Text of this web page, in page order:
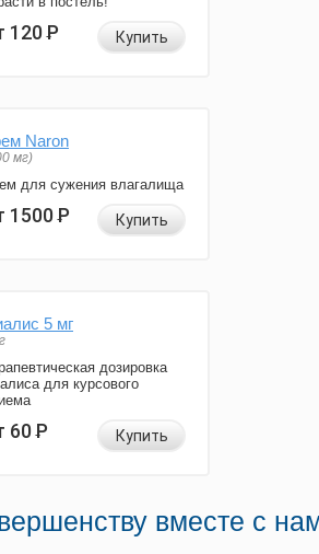
120Р Купить
Naron
мг)
для сужения влагалища
1500Р Купить
5 мг
дозировка
для курсового
60Р Купить
вместе с